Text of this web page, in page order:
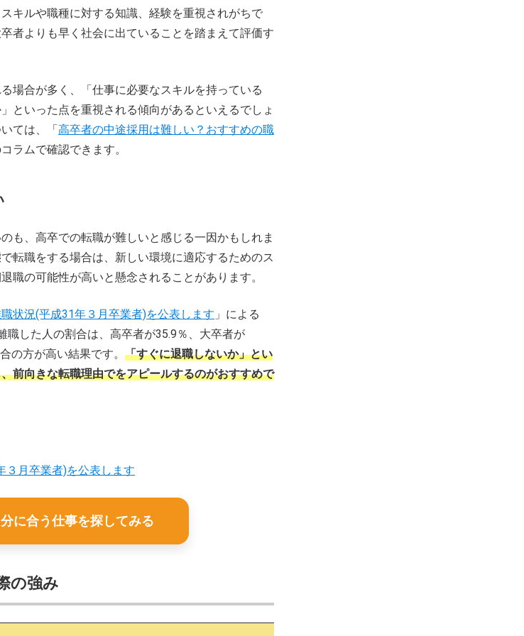
キルや職種に対する知識、経験を重視されがちで
者よりも早く社会に出ていることを踏まえて評価す
場合が多く、「仕事に必要なスキルを持っている
といった点を重視される傾向があるといえるでしょ
ては、「高卒者の中途採用は難しい？おすすめの職
コラムで確認できます。
も、高卒での転職が難しいと感じる一因かもしれま
転職をする場合は、新しい環境に適応するためのス
職の可能性が高いと懸念されることがあります。
状況(平成31年３月卒業者)を公表します 」による
職した人の割合は、高卒者が35.9％、大卒者が
の方が高い結果です。 「すぐに退職しないか」とい
前向きな転職理由でをアピールするのがおすすめで
３月卒業者)を公表します
に合う仕事を探してみる
の強み